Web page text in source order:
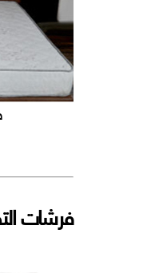
فرشات